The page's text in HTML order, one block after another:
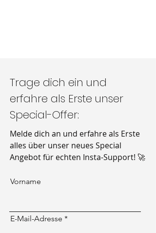
Trage dich ein und
erfahre als Erste unser
Special-Offer:
Melde dich an und erfahre als Erste
alles über unser neues Special
Angebot für echten Insta-Support! 🚀
Vorname
E-Mail-Adresse